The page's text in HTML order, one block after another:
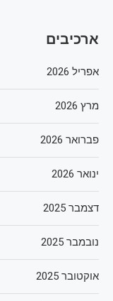
ארכיבים
אפריל 2026
מרץ 2026
פברואר 2026
ינואר 2026
דצמבר 2025
נובמבר 2025
אוקטובר 2025